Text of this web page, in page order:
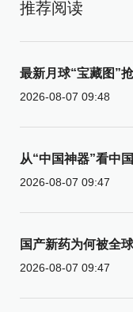
推荐阅读
最新月球“宝藏图”
2026-08-07 09:48
从“中国神器”看中
2026-08-07 09:47
国产新药为何被全
2026-08-07 09:47